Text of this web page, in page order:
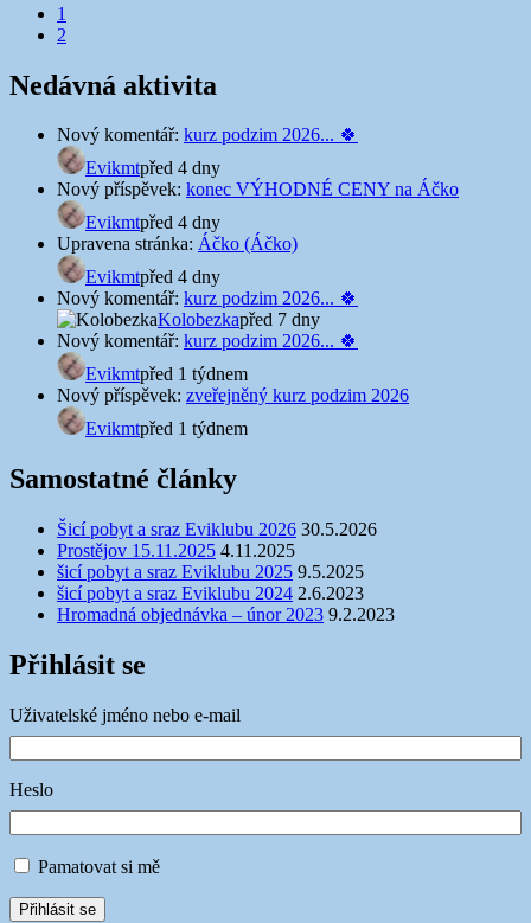
Navigace
komentářích
1
2
Nedávná aktivita
Nový komentář: kurz podzim 2026... 🍀
Evikmtpřed 4 dny
Nový příspěvek: konec VÝHODNÉ CENY na Áčko
Evikmtpřed 4 dny
Upravena stránka: Áčko (Áčko)
Evikmtpřed 4 dny
Nový komentář: kurz podzim 2026... 🍀
Kolobezkapřed 7 dny
Nový komentář: kurz podzim 2026... 🍀
Evikmtpřed 1 týdnem
Nový příspěvek: zveřejněný kurz podzim 2026
Evikmtpřed 1 týdnem
Samostatné články
Šicí pobyt a sraz Eviklubu 2026 30.5.2026
Prostějov 15.11.2025 4.11.2025
šicí pobyt a sraz Eviklubu 2025 9.5.2025
šicí pobyt a sraz Eviklubu 2024 2.6.2023
Hromadná objednávka – únor 2023 9.2.2023
Přihlásit se
Uživatelské jméno nebo e-mail
Heslo
Pamatovat si mě
Přihlásit se